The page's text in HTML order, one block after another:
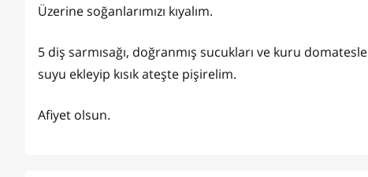
Üzerine soğanlarımızı kıyalım.
5 diş sarmısağı, doğranmış sucukları ve kuru
suyu ekleyip kısık ateşte pişirelim.
Afiyet olsun.